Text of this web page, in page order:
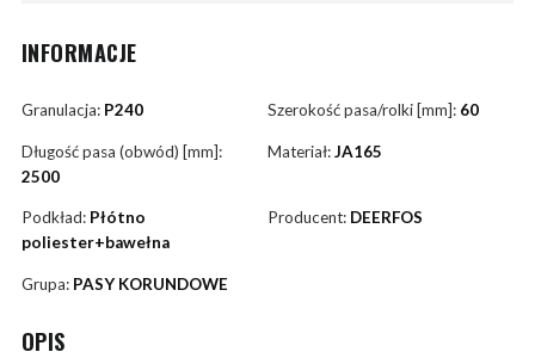
INFORMACJE
Granulacja: P240 Szerokość pasa/rolki [mm]: 60
Długość pasa (obwód) [mm]:
2500
Materiał:JA165
Podkład: Płótno
poliester+bawełna
Producent: DEERFOS
Grupa: PASY KORUNDOWE
OPIS